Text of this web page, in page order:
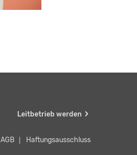
Leitbetrieb werden
AGB Haftungsausschluss